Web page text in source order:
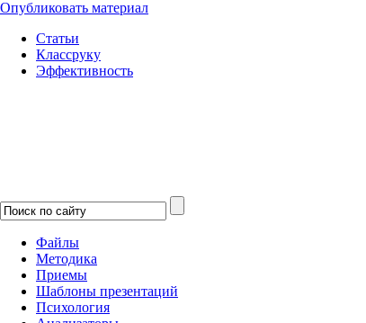
Опубликовать материал
Статьи
Классруку
Эффективность
Файлы
Методика
Приемы
Шаблоны презентаций
Психология